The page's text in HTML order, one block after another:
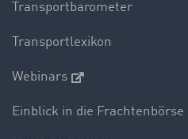
Transportbarometer
Transportlexikon
Webinars
Einblick in die Frachtenbörse